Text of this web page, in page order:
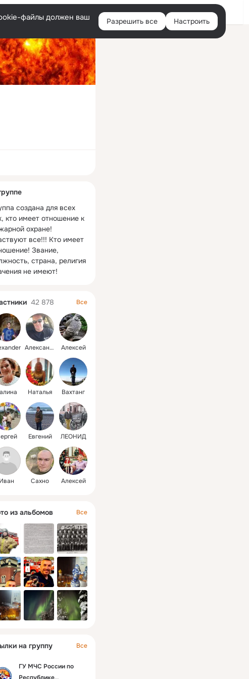
Войти
файлы должен ваш
Разрешить все Настроить
создана для всех
кто имеет отношение к
охране!
все!!! Кто имеет
Звание,
страна, религия
не имеют!
42 878 Все
Александр Алексей
Наталья Вахтанг
Евгений ЛЕОНИД
Иван Сахно Алексей
из альбомов Все
на группу Все
ГУ МЧС России по